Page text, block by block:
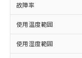
故障率
使用温度範囲
使用湿度範囲
お客
登録
およ
品・
引・
※3 非含
とができます